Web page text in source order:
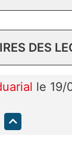
DES
le 19/